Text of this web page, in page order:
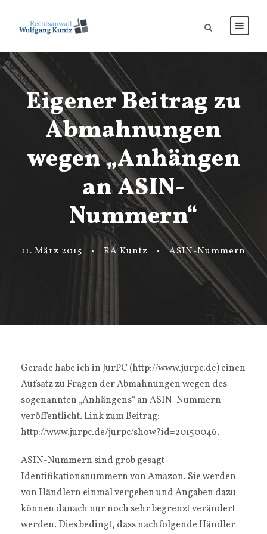
Eigener Beitrag zu
Abmahnungen
wegen „Anhängen
an ASIN-
Nummern“
11. März 2015 • RA Kuntz • ASIN-Nummern
Gerade habe ich in JurPC (http://www.jurpc.de) einen
Aufsatz zu Fragen der Abmahnungen wegen des
sogenannten „Anhängens“ an ASIN-Nummern
veröffentlicht. Link zum Beitrag:
http://www.jurpc.de/jurpc/show?id=20150046.
ASIN-Nummern sind grob gesagt
Identifikationsnummern von Amazon. Sie werden
von Händlern einmal vergeben und Angaben dazu
können danach nur noch sehr begrenzt verändert
werden. Dies bedingt, dass nachfolgende Händler